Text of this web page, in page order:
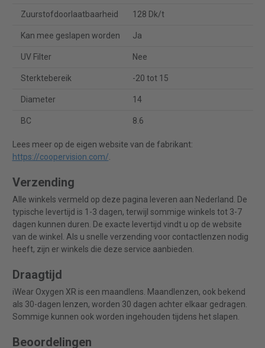
Zuurstofdoorlaatbaarheid 128 Dk/t
Kan mee geslapen worden Ja
UV Filter Nee
Sterktebereik -20 tot 15
Diameter 14
BC 8.6
Lees meer op de eigen website van de fabrikant:
https://coopervision.com/.
Verzending
Alle winkels vermeld op deze pagina leveren aan Nederland. De
typische levertijd is 1-3 dagen, terwijl sommige winkels tot 3-7
dagen kunnen duren. De exacte levertijd vindt u op de website
van de winkel. Als u snelle verzending voor contactlenzen nodig
heeft, zijn er winkels die deze service aanbieden.
Draagtijd
iWear Oxygen XR is een maandlens. Maandlenzen, ook bekend
als 30-dagen lenzen, worden 30 dagen achter elkaar gedragen.
Sommige kunnen ook worden ingehouden tijdens het slapen.
Beoordelingen